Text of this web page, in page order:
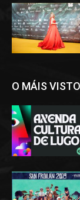
O MÁIS VISTO